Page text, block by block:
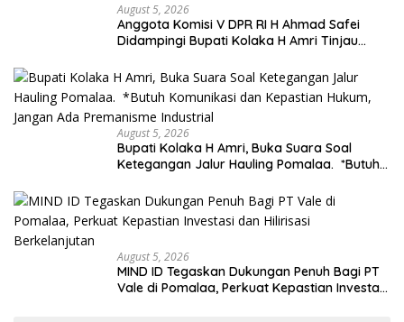
August 5, 2026
Anggota Komisi V DPR RI H Ahmad Safei
Didampingi Bupati Kolaka H Amri Tinjau
Kelurahan 19 November Wundulako
August 5, 2026
Bupati Kolaka H Amri, Buka Suara Soal
Ketegangan Jalur Hauling Pomalaa. *Butuh
Ada Premanisme Industrial
August 5, 2026
MIND ID Tegaskan Dukungan Penuh Bagi PT
Vale di Pomalaa, Perkuat Kepastian Investasi